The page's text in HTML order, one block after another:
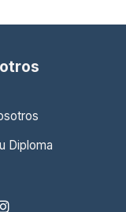
Diploma